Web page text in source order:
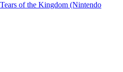
of the Kingdom (Nintendo